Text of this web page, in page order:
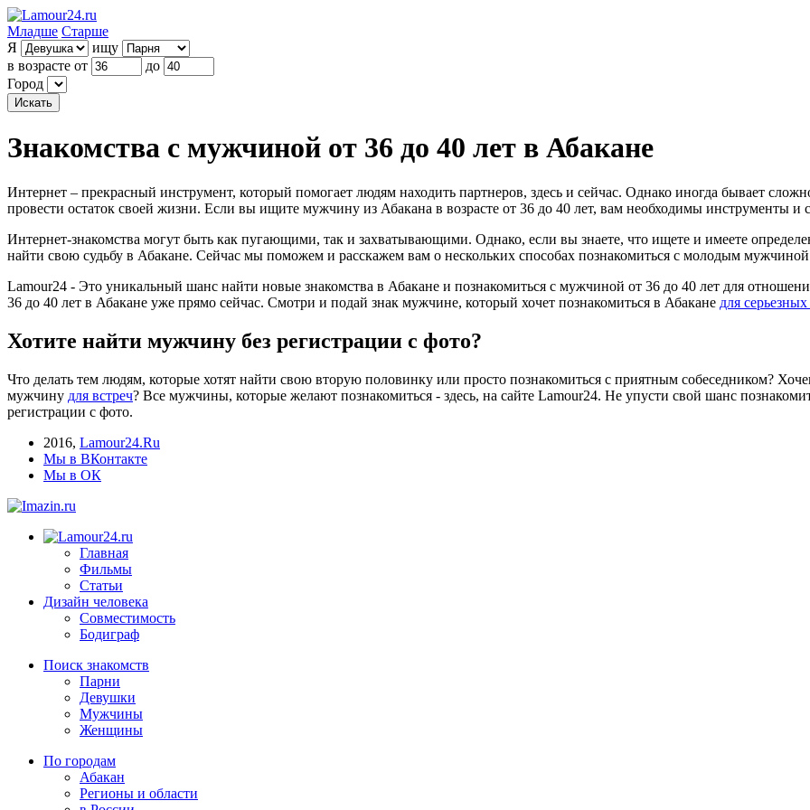
Младше Старше
Я
ищу
в возрасте от
до
Город
Знакомства с мужчиной от 36 до 40 лет в Абакане
Интернет – прекрасный инструмент, который помогает людям находить партнеров, здесь и сейчас. Однако иногда бывает
провести остаток своей жизни. Если вы ищите мужчину из Абакана в возрасте от 36 до 40 лет, вам необходимы инструменты и
Интернет-знакомства могут быть как пугающими, так и захватывающими. Однако, если вы знаете, что ищете и имеете
найти свою судьбу в Абакане. Сейчас мы поможем и расскажем вам о нескольких способах познакомиться c молодым мужчиной
Lamour24 - Это уникальный шанс найти новые знакомства в Абакане и познакомиться с мужчиной от 36 до 40 лет для
36 до 40 лет в Абакане уже прямо сейчас. Смотри и подай знак мужчине, который хочет познакомиться в Абакане для
Хотите найти мужчину без регистрации с фото?
Что делать тем людям, которые хотят найти свою вторую половинку или просто познакомиться с приятным собеседником?
мужчину для встреч? Все мужчины, которые желают познакомиться - здесь, на сайте Lamour24. Не упусти свой шанс
регистрации с фото.
2016, Lamour24.Ru
Мы в ВКонтакте
Мы в ОК
Главная
Фильмы
Статьи
Дизайн человека
Совместимость
Бодиграф
Поиск знакомств
Парни
Девушки
Мужчины
Женщины
По городам
Абакан
Регионы и области